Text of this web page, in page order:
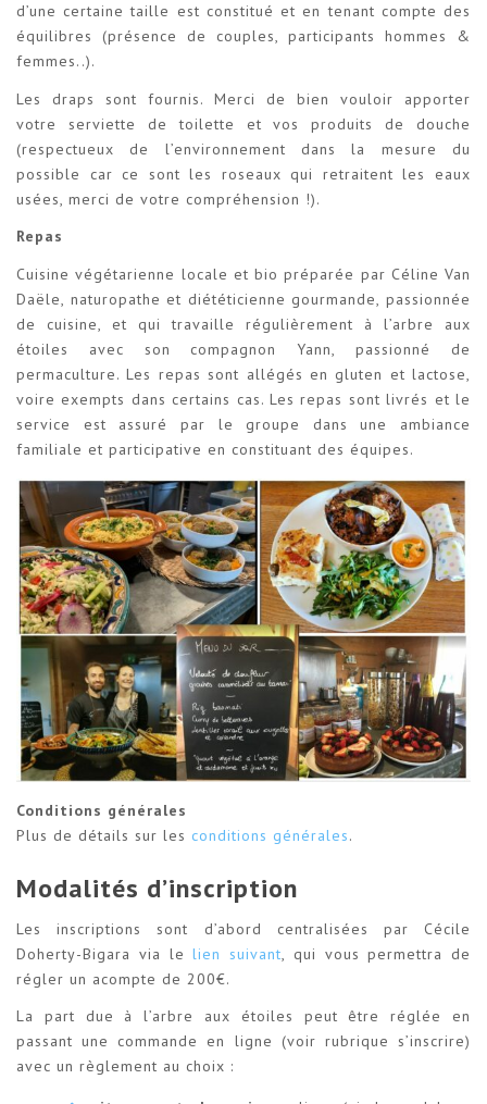
d’une certaine taille est constitué et en tenant compte des
équilibres (présence de couples, participants hommes &
femmes..).
Les draps sont fournis. Merci de bien vouloir apporter
votre serviette de toilette et vos produits de douche
(respectueux de l’environnement dans la mesure du
possible car ce sont les roseaux qui retraitent les eaux
usées, merci de votre compréhension !).
Repas
Cuisine végétarienne locale et bio préparée par Céline Van
Daële, naturopathe et diététicienne gourmande, passionnée
de cuisine, et qui travaille régulièrement à l’arbre aux
étoiles avec son compagnon Yann, passionné de
permaculture. Les repas sont allégés en gluten et lactose,
voire exempts dans certains cas. Les repas sont livrés et le
service est assuré par le groupe dans une ambiance
familiale et participative en constituant des équipes.
Conditions générales
Plus de détails sur les conditions générales.
Modalités d’inscription
Les inscriptions sont d’abord centralisées par Cécile
Doherty-Bigara via lelien suivant, qui vous permettra de
régler un acompte de 200€.
La part due à l’arbre aux étoiles peut être réglée en
passant une commande en ligne (voir rubrique s’inscrire)
avec un règlement au choix :